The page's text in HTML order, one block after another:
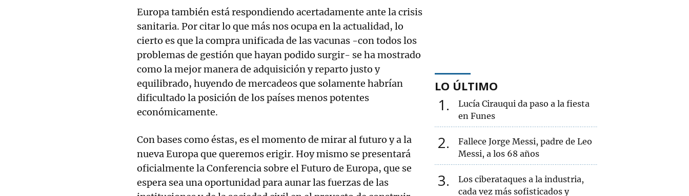
Europa también está respondiendo acertadamente ante la crisis
sanitaria. Por citar lo que más nos ocupa en la actualidad, lo
cierto es que la compra unificada de las vacunas -con todos los
problemas de gestión que hayan podido surgir- se ha mostrado
como la mejor manera de adquisición y reparto justo y
equilibrado, huyendo de mercadeos que solamente habrían
dificultado la posición de los países menos potentes
económicamente.
Con bases como éstas, es el momento de mirar al futuro y a la
nueva Europa que queremos erigir. Hoy mismo se presentará
oficialmente la Conferencia sobre el Futuro de Europa, que se
espera sea una oportunidad para aunar las fuerzas de las
LO ÚLTIMO
1
Lucía Cirauqui da paso a la fiesta
en Funes
2
Fallece Jorge Messi, padre de Leo
Messi, a los 68 años
3
Los ciberataques a la industria,
cada vez más sofisticados y